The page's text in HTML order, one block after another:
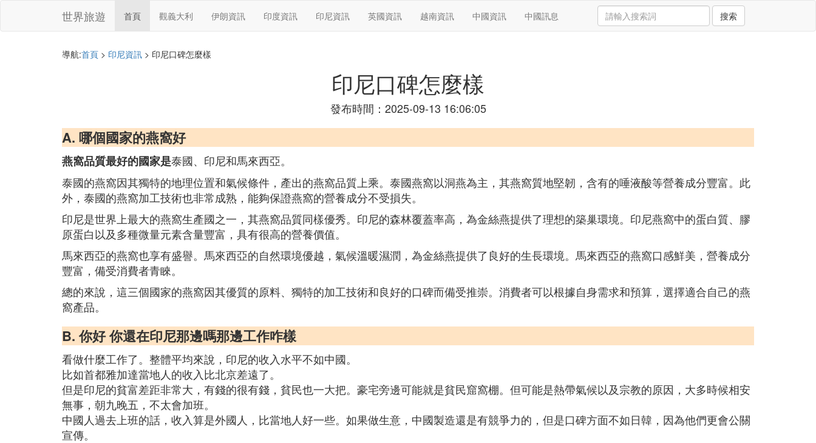
世界旅遊 首頁 觀義大利 伊朗資訊 印度資訊 印尼資訊 英國資訊 越南資訊 中國資訊 中國訊息 搜索
導航:首頁 > 印尼資訊 > 印尼口碑怎麼樣
印尼口碑怎麼樣
發布時間：2025-09-13 16:06:05
A. 哪個國家的燕窩好
燕窩品質最好的國家是泰國、印尼和馬來西亞。
泰國的燕窩因其獨特的地理位置和氣候條件，產出的燕窩品質上乘。泰國燕窩以洞燕為主，其燕窩質地堅韌，含有的唾液酸等營養成分豐富。此
外，泰國的燕窩加工技術也非常成熟，能夠保證燕窩的營養成分不受損失。
印尼是世界上最大的燕窩生產國之一，其燕窩品質同樣優秀。印尼的森林覆蓋率高，為金絲燕提供了理想的築巢環境。印尼燕窩中的蛋白質、膠
原蛋白以及多種微量元素含量豐富，具有很高的營養價值。
馬來西亞的燕窩也享有盛譽。馬來西亞的自然環境優越，氣候溫暖濕潤，為金絲燕提供了良好的生長環境。馬來西亞的燕窩口感鮮美，營養成分
豐富，備受消費者青睞。
總的來說，這三個國家的燕窩因其優質的原料、獨特的加工技術和良好的口碑而備受推崇。消費者可以根據自身需求和預算，選擇適合自己的燕
窩產品。
B. 你好 你還在印尼那邊嗎那邊工作咋樣
看做什麼工作了。整體平均來說，印尼的收入水平不如中國。
比如首都雅加達當地人的收入比北京差遠了。
但是印尼的貧富差距非常大，有錢的很有錢，貧民也一大把。豪宅旁邊可能就是貧民窟窩棚。但可能是熱帶氣候以及宗教的原因，大多時候相安
無事，朝九晚五，不太會加班。
中國人過去上班的話，收入算是外國人，比當地人好一些。如果做生意，中國製造還是有競爭力的，但是口碑方面不如日韓，因為他們更會公關
宣傳。